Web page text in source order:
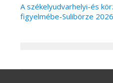
A székelyudvarhelyi-és
figyelmébe-Sulibörze 2026